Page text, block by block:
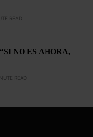
READ
NO ES AHORA,
READ